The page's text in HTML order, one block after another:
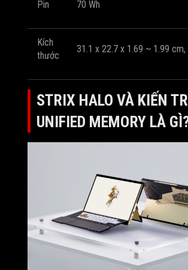
Pin 70 Wh
Kích
thước
31.1 x 22.7 x 1.69 ~ 1.99
STRIX HALO VÀ KIẾN
UNIFIED MEMORY LÀ